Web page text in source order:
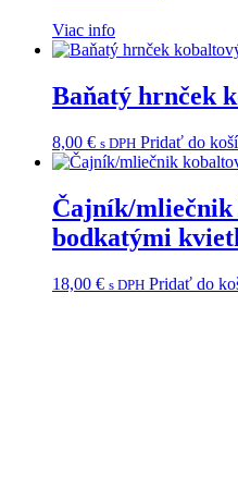
Viac info
Baňatý hrnček
8,00 € s DPH Pridať do
Čajník/mliečnik
bodkatými
18,00 € s DPH Pridať do